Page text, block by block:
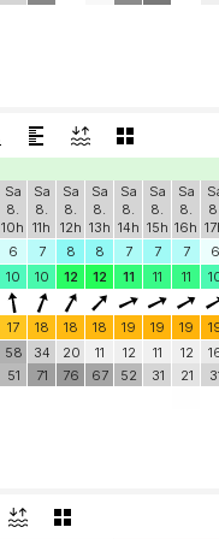
Sa
8.
10h
Sa
8.
11h
Sa
8.
12h
Sa
8.
13h
Sa
8.
14h
Sa
8.
15h
Sa
8.
16h
6 7 8 8 7 7 7
6
10 10 12 12 11 11 11
17 18 18 18 19 19 19
58
51
34
71
20
76
11
67
12
52
11
31
12
21